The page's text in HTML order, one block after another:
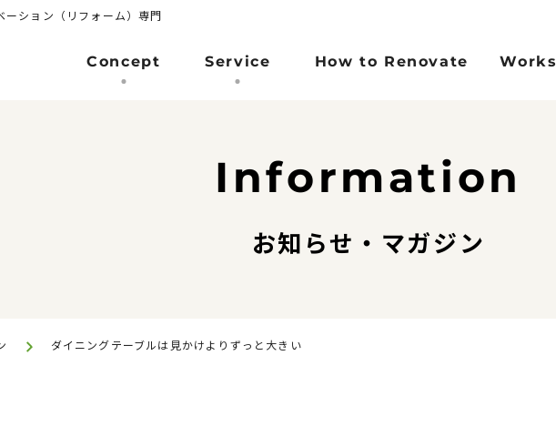
ーション（リフォーム）専門
Concept
コンセプト 選ばれる理由
Service
施工完了までの流れ
How to Renovate Works
Information
お知らせ・マガジン
ダイニングテーブルは見かけよりずっと大きい